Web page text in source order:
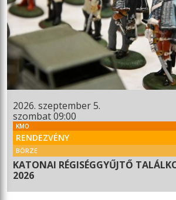
2026. szeptember 5.
szombat 09:00
KMO
RENDEZVÉNY
BÖRZE
KATONAI RÉGISÉGGYŰJTŐ
2026